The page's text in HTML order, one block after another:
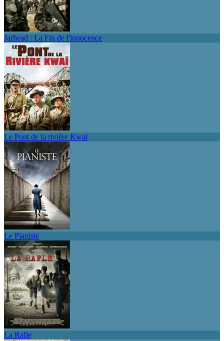
Jarhead : La Fin de l'innocence
Le Pont de la rivière Kwaï
Le Pianiste
La Rafle